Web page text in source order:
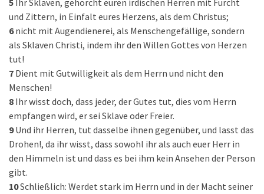
5 Ihr Sklaven, gehorcht euren irdischen Herren mit Furcht
und Zittern, in Einfalt eures Herzens, als dem Christus;
6 nicht mit Augendienerei, als Menschengefällige, sondern
als Sklaven Christi, indem ihr den Willen Gottes von Herzen
tut!
7 Dient mit Gutwilligkeit als dem Herrn und nicht den
Menschen!
8 Ihr wisst doch, dass jeder, der Gutes tut, dies vom Herrn
empfangen wird, er sei Sklave oder Freier.
9 Und ihr Herren, tut dasselbe ihnen gegenüber, und lasst das
Drohen!, da ihr wisst, dass sowohl ihr als auch euer Herr in
den Himmeln ist und dass es bei ihm kein Ansehen der Person
gibt.
10Schließlich: Werdet stark im Herrn und in der Macht seiner